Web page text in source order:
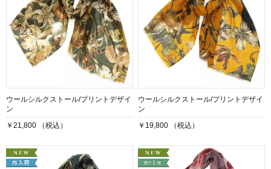
ウールシルクストール/プリントデザイ
ン
￥21,800 （税込）
ウールシルクストール/プリントデザイ
ン
￥19,800 （税込）